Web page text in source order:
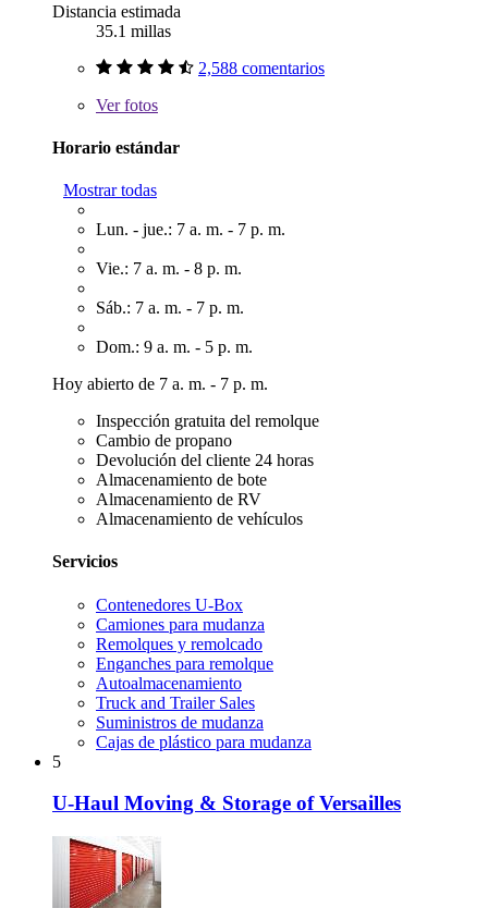
Distancia estimada
35.1 millas
2,588 comentarios
Verfotos
Horario estándar
Mostrar todas
Lun. - jue.: 7 a. m. - 7 p. m.
Vie.: 7 a. m. - 8 p. m.
Sáb.: 7 a. m. - 7 p. m.
Dom.: 9 a. m. - 5 p. m.
Hoy abierto de 7 a. m. - 7 p. m.
Inspección gratuita del remolque
Cambio de propano
Devolución del cliente 24 horas
Almacenamiento de bote
Almacenamiento de RV
Almacenamiento de vehículos
Servicios
Contenedores U-Box
Camiones para mudanza
Remolques y remolcado
Enganches para remolque
Autoalmacenamiento
Truck and Trailer Sales
Suministros de mudanza
Cajas de plástico para mudanza
5
U-Haul Moving & Storage of Versailles